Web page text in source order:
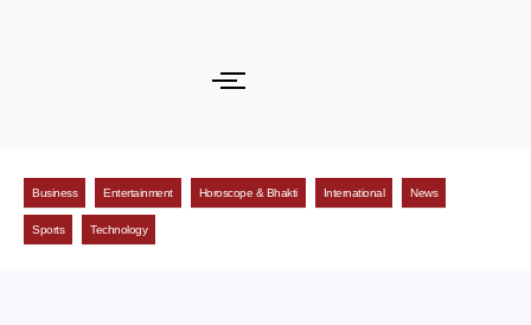
Business Entertainment Horoscope & Bhakti International News
Sports Technology